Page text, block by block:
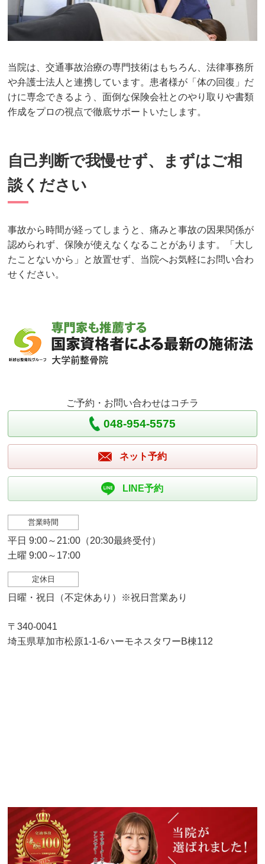
当院は、交通事故治療の専門技術はもちろん、法律事務所
や弁護士法人と連携しています。患者様が「体の回復」だ
けに専念できるよう、面倒な保険会社とのやり取りや書類
作成をプロの視点で徹底サポートいたします。
自己判断で我慢せず、まずはご相
談ください
事故から時間が経ってしまうと、痛みと事故の因果関係が
認められず、保険が使えなくなることがあります。「大し
たことないから」と放置せず、当院へお気軽にお問い合わ
せください。
ご予約・お問い合わせはコチラ
048-954-5575
ネット予約
LINE予約
営業時間
平日 9:00～21:00（20:30最終受付）
土曜 9:00～17:00
定休日
日曜・祝日（不定休あり）※祝日営業あり
〒340-0041
埼玉県草加市松原1-1-6ハーモネスタワーB棟112